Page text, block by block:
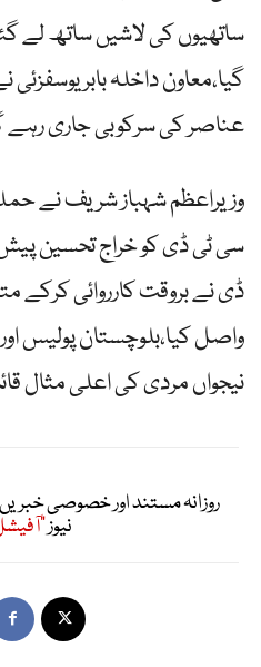
ساتھیوں کی لاشیں ساتھ لے
گیا،معاون داخلہ بابر
عناصر کی سرکوبی جاری رہے
وزیراعظم شہباز شریف نے حملہ
سی ٹی ڈی کو خراج تحسین پیش
ڈی نے بروقت کارروائی
واصل کیا،بلوچستان پولیس
نیجواں مردی کی اعلی مثال
روزانہ مستند اور خصوصی
نیوز